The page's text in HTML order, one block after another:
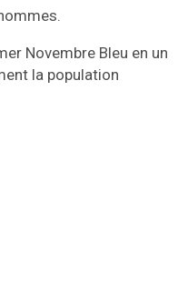
Novembre Bleu en un
la population